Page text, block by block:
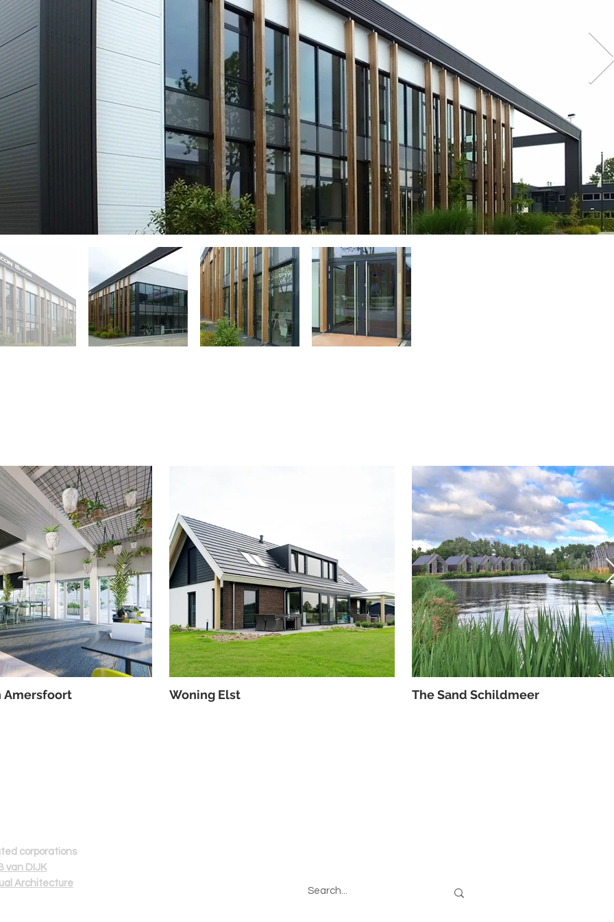
Amersfoort Woning Elst The Sand Schildmeer
corporations
van DIJK
Architecture